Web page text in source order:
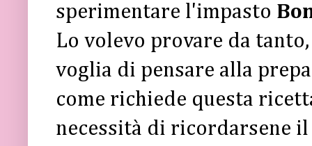
sperimentare l'impasto
Lo volevo provare da
voglia di pensare alla
come richiede questa
necessità di ricordarsene